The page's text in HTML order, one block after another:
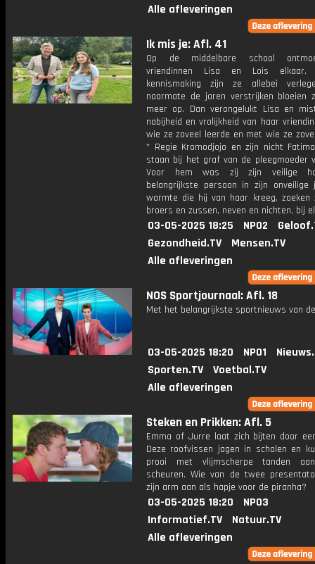
Alle afleveringen
Ik mis je: Afl. 41
Op de middelbare school
vriendinnen Lisa en Lois
kennismaking zijn ze allebei
naarmate de jaren verstrijken bloeien
meer op. Dan verongelukt Lisa en
nabijheid en vrolijkheid van haar
wie ze zoveel leerde en met wie ze
* Regie Kromodjojo en zijn nicht
staan bij het graf van de pleegmoeder
Voor hem was zij zijn veilige
belangrijkste persoon in zijn onveilige
warmte die hij van haar kreeg, zoeken
broers en zussen, neven en nichten, bij
03-05-2025 18:25 NPO2
Gezondheid.TV
Mensen.TV
Alle afleveringen
NOS Sportjournaal: Afl. 18
Met het belangrijkste sportnieuws van
03-05-2025 18:20 NPO1
Sporten.TV
Voetbal.TV
Alle afleveringen
Steken en Prikken: Afl. 5
Emma of Jurre laat zich bijten door
Deze roofvissen jagen in scholen en
prooi met vlijmscherpe tanden
scheuren. Wie van de twee
zijn arm aan als hapje voor de piranha?
03-05-2025 18:20
NPO3
Informatief.TV
Natuur.TV
Alle afleveringen